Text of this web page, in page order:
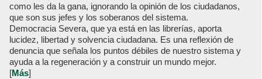
como les da la gana, ignorando la opinión de los ciudadanos,
que son sus jefes y los soberanos del sistema.
Democracia Severa, que ya está en las librerías, aporta
lucidez, libertad y solvencia ciudadana. Es una reflexión de
denuncia que señala los puntos débiles de nuestro sistema y
ayuda a la regeneración y a construir un mundo mejor.
[Más]